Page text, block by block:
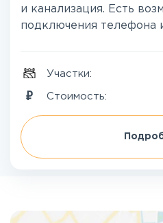
и канализация. Есть
подключения телефона
Участки:
Стоимость: